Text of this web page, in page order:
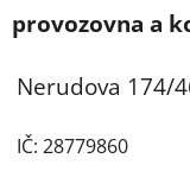
provozovna a
Nerudova 174/
IČ: 28779860